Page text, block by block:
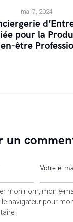
mai 7, 2024
pour la
être
un
mon nom, mon e-
le navigateur pour